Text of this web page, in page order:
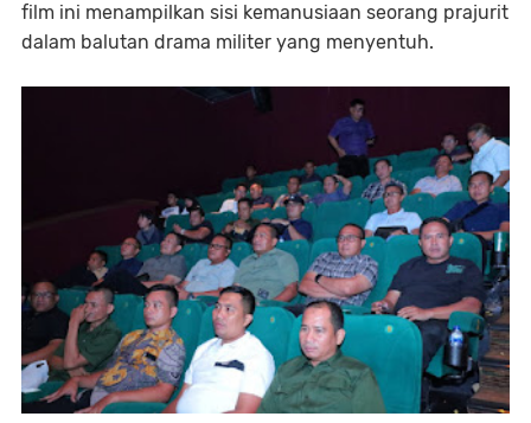
film ini menampilkan sisi kemanusiaan seorang prajurit
dalam balutan drama militer yang menyentuh.